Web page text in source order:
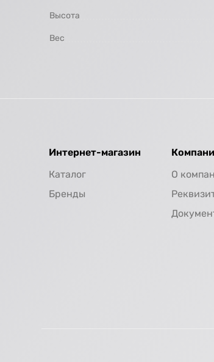
Высота
Вес
Интернет-магазин
Каталог
Бренды
О